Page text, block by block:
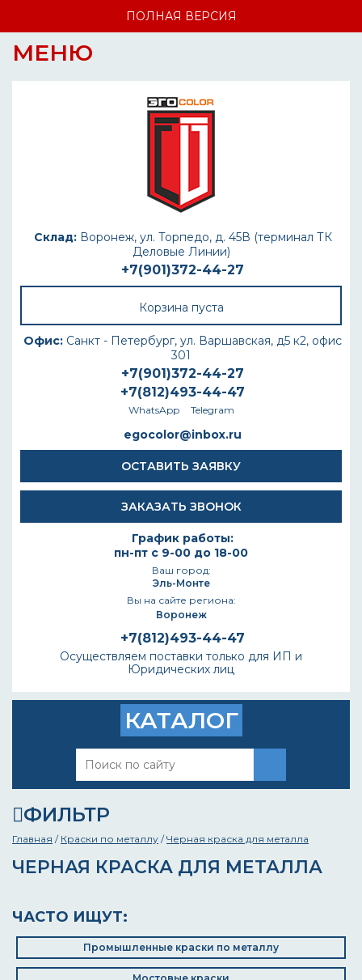
ПОЛНАЯ ВЕРСИЯ
МЕНЮ
Склад:Воронеж, ул. Торпедо, д. 45В (терминал ТК
Деловые Линии)
+7(901)372-44-27
Корзина пуста
Офис: Санкт - Петербург, ул. Варшавская, д5 к2, офис
301
+7(901)372-44-27
+7(812)493-44-47
WhatsApp Telegram
egocolor@inbox.ru
ОСТАВИТЬ ЗАЯВКУ
ЗАКАЗАТЬ ЗВОНОК
График работы:
пн-пт с 9-00 до 18-00
Ваш город:
Эль-Монте
Вы на сайте региона:
Воронеж
+7(812)493-44-47
Осуществляем поставки только для ИП и
Юридических лиц
КАТАЛОГ
ФИЛЬТР
Главная / Краски по металлу /Черная краска для металла
ЧЕРНАЯ КРАСКА ДЛЯ МЕТАЛЛА
ЧАСТО ИЩУТ:
Промышленные краски по металлу